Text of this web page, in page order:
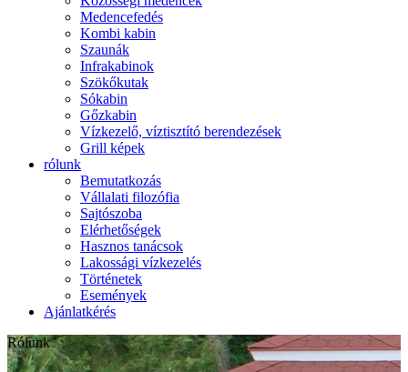
Medencefedés
Kombi kabin
Szaunák
Infrakabinok
Szökőkutak
Sókabin
Gőzkabin
Vízkezelő, víztisztító berendezések
Grill képek
rólunk
Bemutatkozás
Vállalati filozófia
Sajtószoba
Elérhetőségek
Hasznos tanácsok
Lakossági vízkezelés
Történetek
Események
Ajánlatkérés
Rólunk